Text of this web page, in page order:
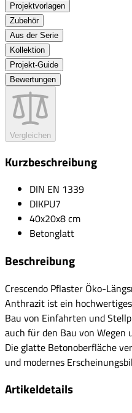
Projektvorlagen
Zubehör
Aus der Serie
Kollektion
Projekt-Guide
Bewertungen
Vergleichen
Kurzbeschreibung
DIN EN 1339
DIKPU7
40x20x8 cm
Betonglatt
Beschreibung
Crescendo Pflaster Öko-
Anthrazit ist ein
Bau von Einfahrten und
auch für den Bau von Wegen
Die glatte Betonoberfläche
und modernes
Artikeldetails